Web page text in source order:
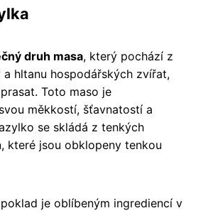
druh masa, který pochází z
hltanu hospodářských zvířat,
Toto maso je
měkkostí, šťavnatostí a
se skládá z tenkých
které jsou obklopeny tenkou
je oblíbeným ingrediencí v